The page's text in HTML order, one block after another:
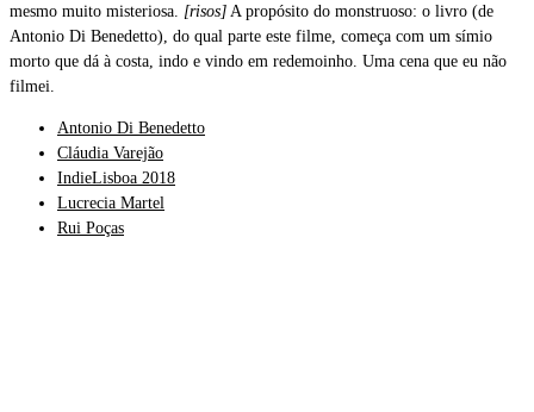
mesmo muito misteriosa. [risos] A propósito do monstruoso: o livro (de
Antonio Di Benedetto) , do qual parte este filme, começa com um símio
morto que dá à costa, indo e vindo em redemoinho. Uma cena que eu não
filmei.
Antonio Di Benedetto
Cláudia Varejão
IndieLisboa 2018
Lucrecia Martel
Rui Poças